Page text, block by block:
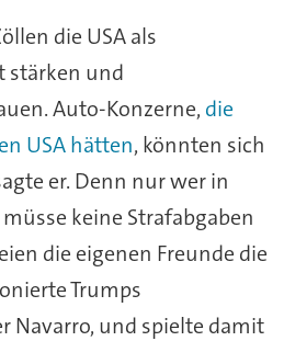
die USA als
stärken und
Auto-Konzerne, die
USA hätten, könnten sich
er. Denn nur wer in
keine Strafabgaben
die eigenen Freunde die
Trumps
Navarro, und spielte damit